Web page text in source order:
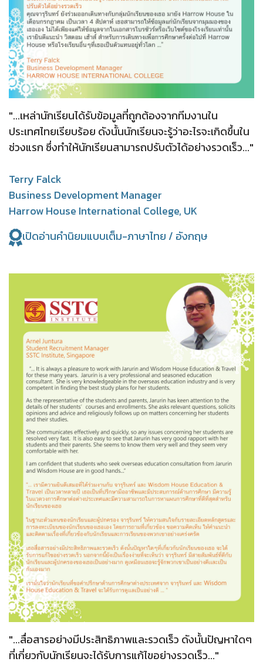
"...เหล่านักเรียนได้รับข้อมูลที่ถูกต้องจากทีมงานใน
ประเทศไทยเรียบร้อย ดังนั้นนักเรียนจะรู้ว่าอะไรจะเกิดขึ้นใน
ช่วงแรก ซึ่งทำให้นักเรียนสามารถปรับตัวได้อย่างรวดเร็ว..."
Terry Falck
Business Development Manager
Harrow House International College, UK
เปิดอ่านคำนิยมแบบเต็ม-ภาษาไทย / อังกฤษ
"...สื่อสารอย่างมีประสิทธิภาพและรวดเร็ว ดังนั้นปัญหาใดๆ
ที่เกี่ยวกับนักเรียนจะได้รับการแก้ไขอย่างรวดเร็ว..."